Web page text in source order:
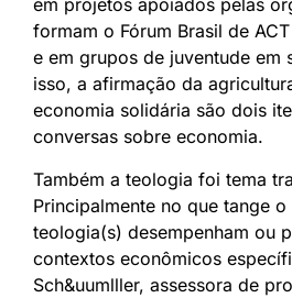
formam o Fórum Brasil de
e em grupos de juventude em
isso, a afirmação da
economia solidária são dois
conversas sobre economia.
Também a teologia foi tema
Principalmente no que tange
teologia(s) desempenham ou
contextos econômicos
Sch&uumlller, assessora de